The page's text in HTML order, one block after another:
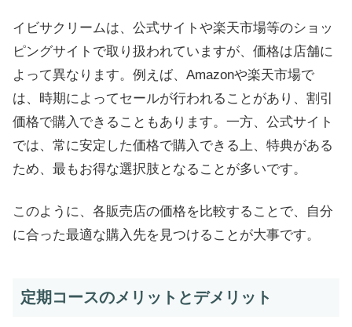
イビサクリームは、公式サイトや楽天市場等のショッ
ピングサイトで取り扱われていますが、価格は店舗に
よって異なります。例えば、Amazonや楽天市場で
は、時期によってセールが行われることがあり、割引
価格で購入できることもあります。一方、公式サイト
では、常に安定した価格で購入できる上、特典がある
ため、最もお得な選択肢となることが多いです。
このように、各販売店の価格を比較することで、自分
に合った最適な購入先を見つけることが大事です。
定期コースのメリットとデメリット